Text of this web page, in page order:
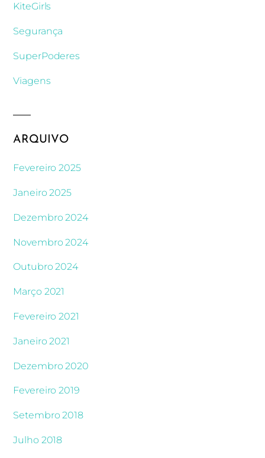
KiteGirls
Segurança
SuperPoderes
Viagens
ARQUIVO
Fevereiro 2025
Janeiro 2025
Dezembro 2024
Novembro 2024
Outubro 2024
Março 2021
Fevereiro 2021
Janeiro 2021
Dezembro 2020
Fevereiro 2019
Setembro 2018
Julho 2018